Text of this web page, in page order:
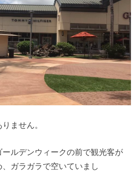
ません。
ルデンウィークの前で観光客が
ガラガラで空いていまし